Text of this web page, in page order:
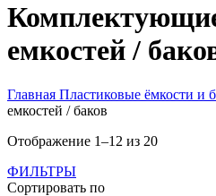
емкостей /
Главная Пластиковые ёмкости и
емкостей / баков
Отображение 1–12 из 20
ФИЛЬТРЫ
Сортировать по